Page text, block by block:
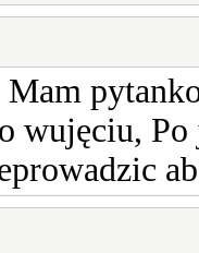
Mam
wujęciu, Po